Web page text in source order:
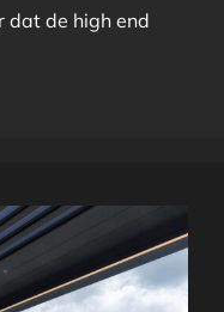
dat de high end